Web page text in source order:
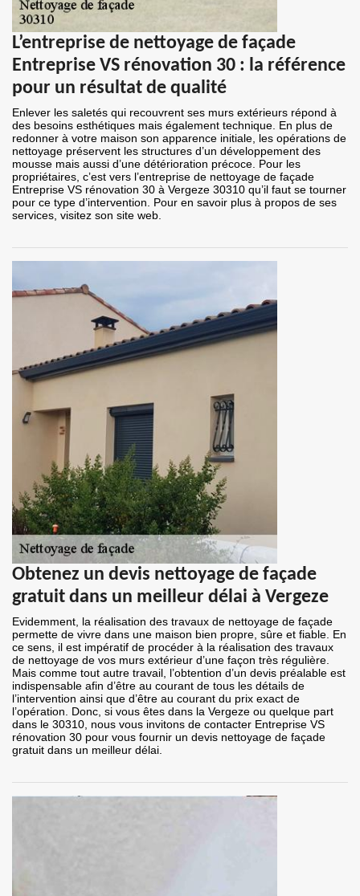
L’entreprise de nettoyage de façade
Entreprise VS rénovation 30 : la référence
pour un résultat de qualité
Enlever les saletés qui recouvrent ses murs extérieurs répond à
des besoins esthétiques mais également technique. En plus de
redonner à votre maison son apparence initiale, les opérations de
nettoyage préservent les structures d’un développement des
mousse mais aussi d’une détérioration précoce. Pour les
propriétaires, c’est vers l’entreprise de nettoyage de façade
Entreprise VS rénovation 30 à Vergeze 30310 qu’il faut se tourner
pour ce type d’intervention. Pour en savoir plus à propos de ses
services, visitez son site web.
Obtenez un devis nettoyage de façade
gratuit dans un meilleur délai à Vergeze
Evidemment, la réalisation des travaux de nettoyage de façade
permette de vivre dans une maison bien propre, sûre et fiable. En
ce sens, il est impératif de procéder à la réalisation des travaux
de nettoyage de vos murs extérieur d’une façon très régulière.
Mais comme tout autre travail, l’obtention d’un devis préalable est
indispensable afin d’être au courant de tous les détails de
l’intervention ainsi que d’être au courant du prix exact de
l’opération. Donc, si vous êtes dans la Vergeze ou quelque part
dans le 30310, nous vous invitons de contacter Entreprise VS
rénovation 30 pour vous fournir un devis nettoyage de façade
gratuit dans un meilleur délai.